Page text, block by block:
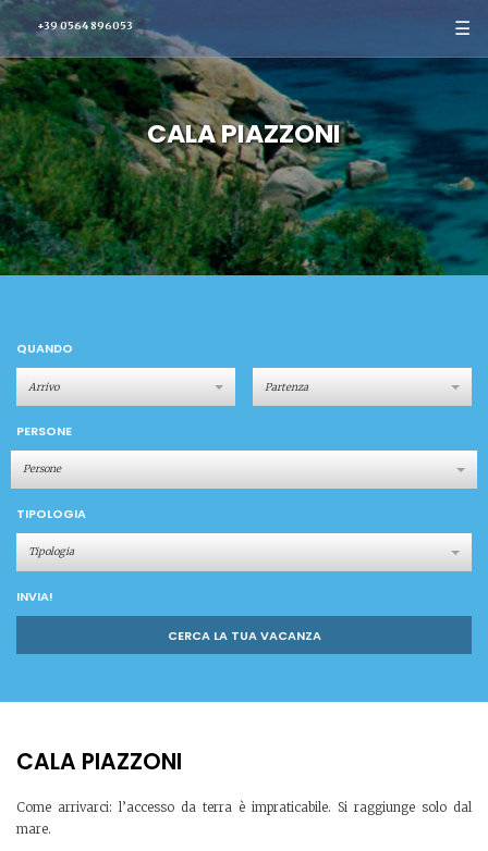
+39 0564 896053 ☰
CALA PIAZZONI
QUANDO
PERSONE
Persone
TIPOLOGIA
Tipologia
INVIA!
CERCA LA TUA VACANZA
CALA PIAZZONI
Come arrivarci: l’accesso da terra è impraticabile. Si raggiunge solo dal
mare.